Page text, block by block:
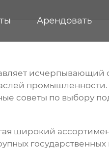
Арендовать
исчерпывающий
советы по выбору
широкий